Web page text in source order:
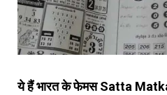
ये हैं भारत के फेमस Satta